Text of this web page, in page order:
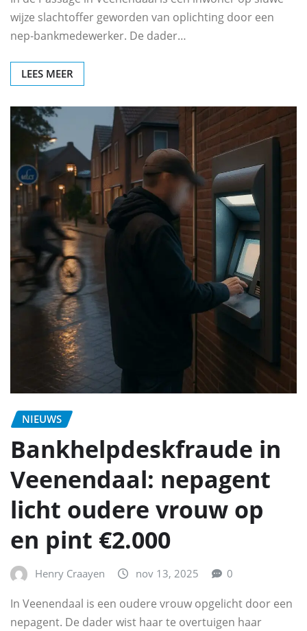
wijze slachtoffer geworden van oplichting door een
nep‑bankmedewerker. De dader…
LEES MEER
NIEUWS
Bankhelpdeskfraude in
Veenendaal: nepagent
licht oudere vrouw op
en pint €2.000
Henry Craayen nov 13, 2025 0
In Veenendaal is een oudere vrouw opgelicht door een
nepagent. De dader wist haar te overtuigen haar